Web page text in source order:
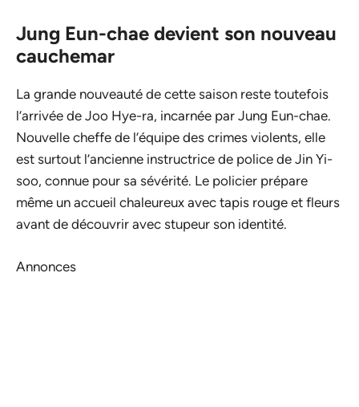
Jung Eun-chae devient son nouveau
cauchemar
La grande nouveauté de cette saison reste toutefois
l’arrivée de Joo Hye-ra, incarnée par Jung Eun-chae.
Nouvelle cheffe de l’équipe des crimes violents, elle
est surtout l’ancienne instructrice de police de Jin Yi-
soo, connue pour sa sévérité. Le policier prépare
même un accueil chaleureux avec tapis rouge et fleurs
avant de découvrir avec stupeur son identité.
Annonces